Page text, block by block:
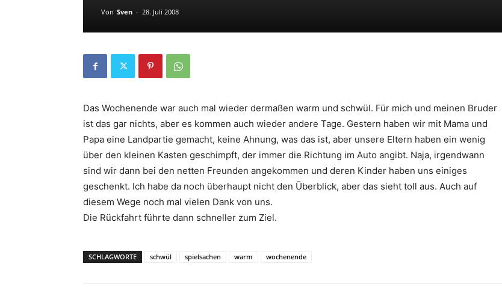
Von Sven - 28. Juli 2008
Das Wochenende war auch mal wieder dermaßen warm und schwül. Für mich und meinen Bruder
ist das gar nichts, aber es kommen auch wieder andere Tage. Gestern haben wir mit Mama und
Papa eine Landpartie gemacht, keine Ahnung, was das ist, aber unsere Eltern haben ein wenig
über den kleinen Kasten geschimpft, der immer die Richtung im Auto angibt. Naja, irgendwann
sind wir dann bei den netten Freunden angekommen und deren Kinder haben uns einiges
geschenkt. Ich habe da noch überhaupt nicht den Überblick, aber das sieht toll aus. Auch auf
diesem Wege noch mal vielen Dank von uns.
Die Rückfahrt führte dann schneller zum Ziel.
SCHLAGWORTE schwül spielsachen warm wochenende